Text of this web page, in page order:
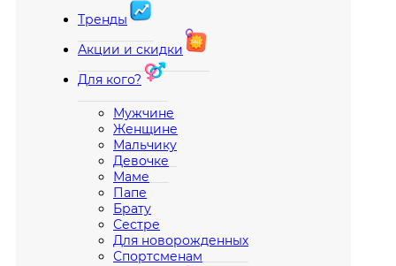
Тренды
Акции и скидки
Для кого?
Мужчине
Женщине
Мальчику
Девочке
Маме
Папе
Брату
Сестре
Для новорожденных
Спортсменам